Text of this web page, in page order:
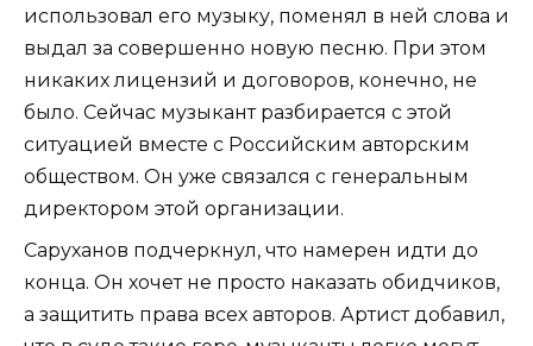
использовал его музыку, поменял в ней слова и
выдал за совершенно новую песню. При этом
никаких лицензий и договоров, конечно, не
было. Сейчас музыкант разбирается с этой
ситуацией вместе с Российским авторским
обществом. Он уже связался с генеральным
директором этой организации.
Саруханов подчеркнул, что намерен идти до
конца. Он хочет не просто наказать обидчиков,
а защитить права всех авторов. Артист добавил,